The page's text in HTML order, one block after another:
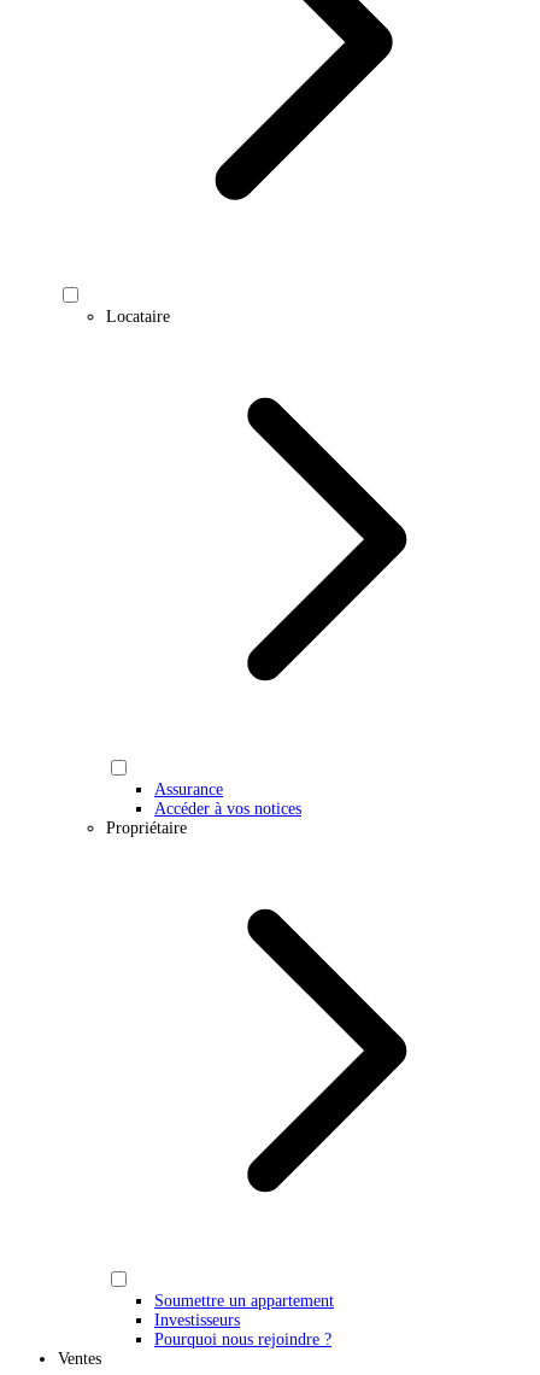
Locataire
Assurance
Accéder à vos notices
Propriétaire
Soumettre un appartement
Investisseurs
Pourquoi nous rejoindre ?
Ventes